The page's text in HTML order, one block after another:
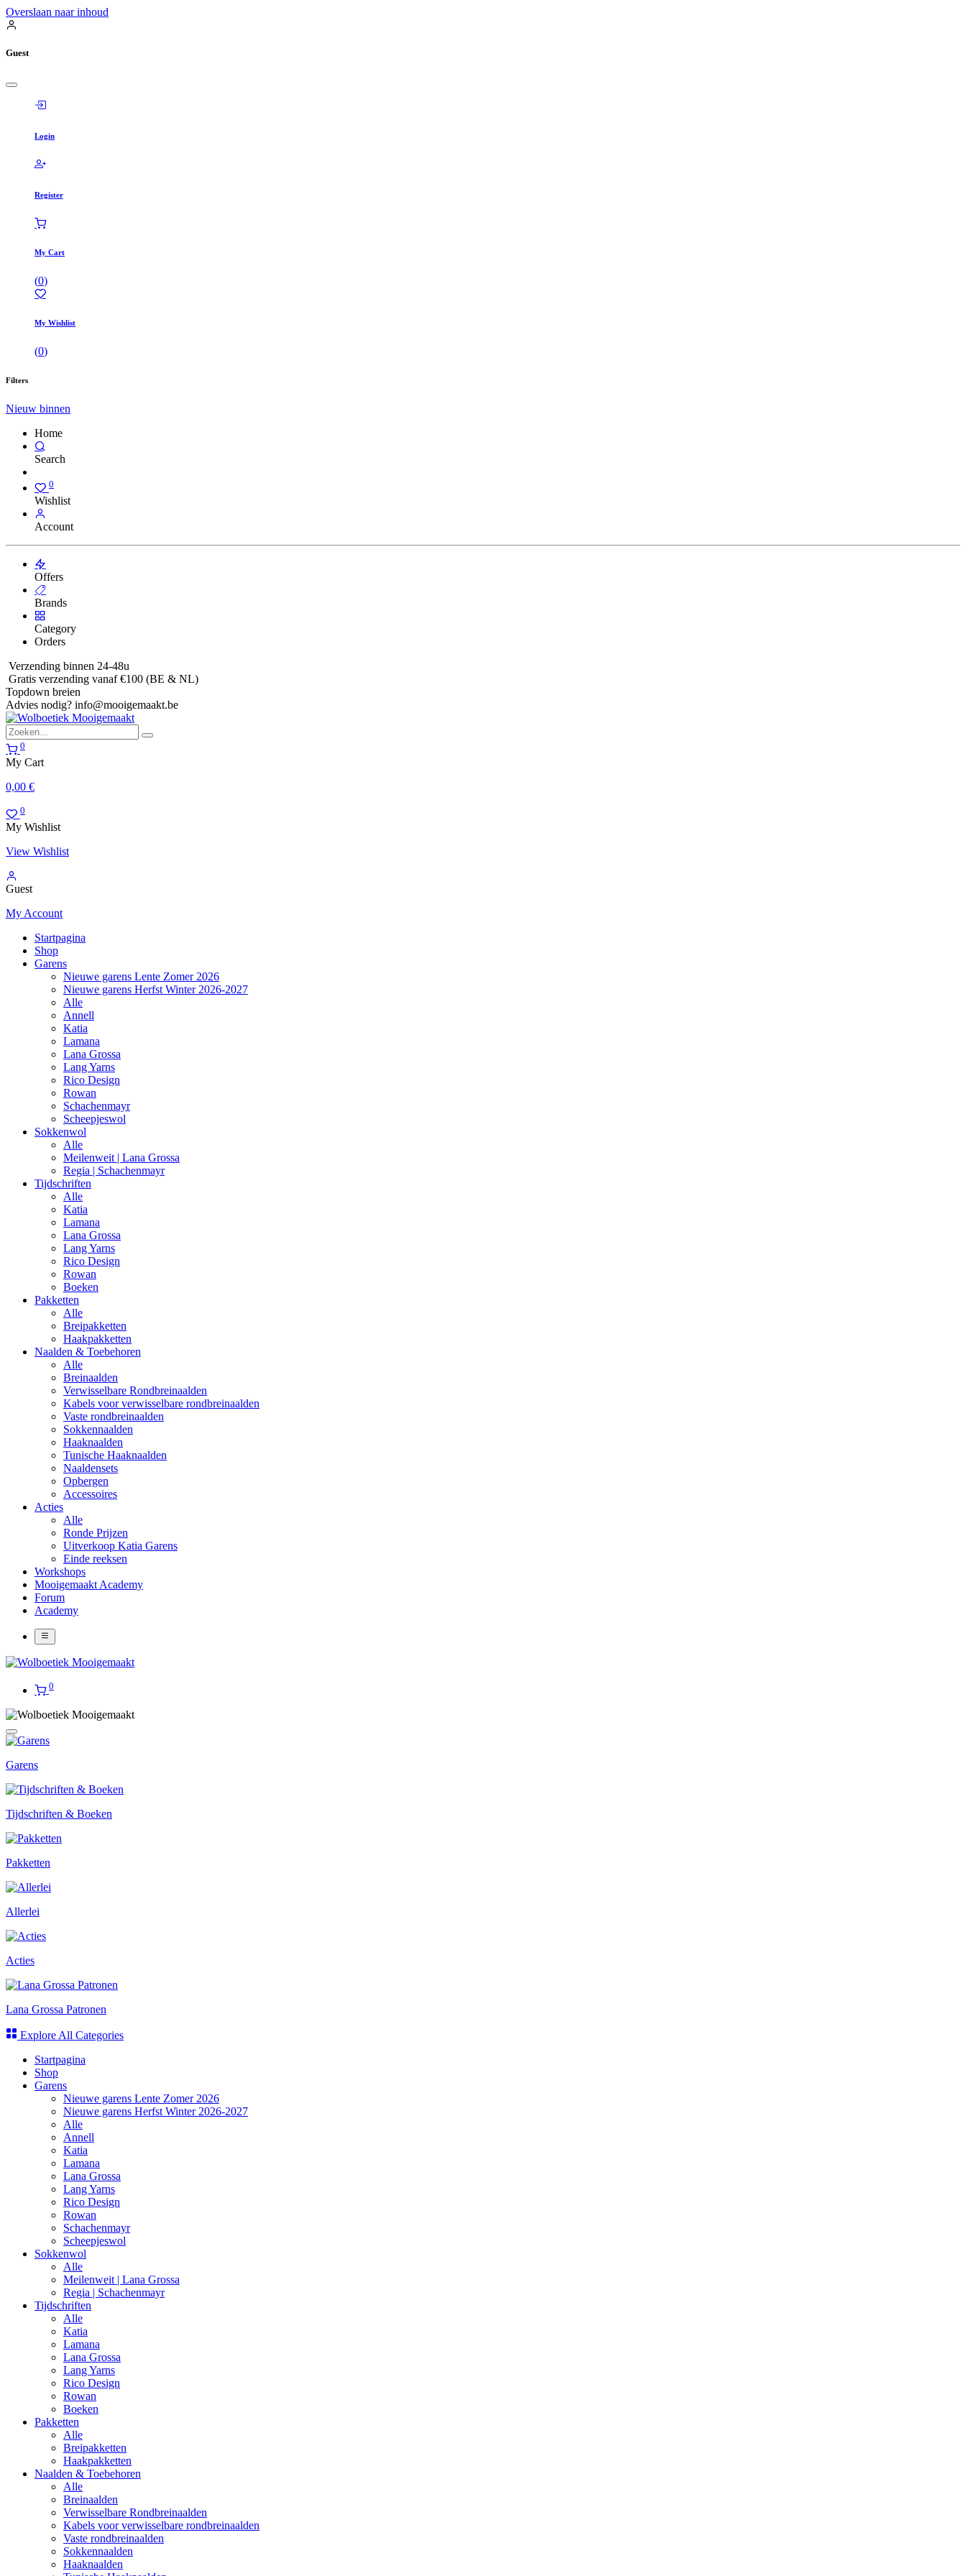
Overslaan naar inhoud
Guest
Login
Register
My Cart
(0)
My Wishlist
(0)
Filters
Nieuw binnen
Home
Search
0
Wishlist
Account
Offers
Brands
Category
Orders
Verzending binnen 24-48u
Gratis verzending vanaf €100 (BE & NL)
Topdown breien
Advies nodig? info@mooigemaakt.be
0
My Cart
0,00 €
0
My Wishlist
View Wishlist
Guest
My Account
Startpagina
Shop
Garens
Nieuwe garens Lente Zomer 2026
Nieuwe garens Herfst Winter 2026-2027
Alle
Annell
Katia
Lamana
Lana Grossa
Lang Yarns
Rico Design
Rowan
Schachenmayr
Scheepjeswol
Sokkenwol
Alle
Meilenweit | Lana Grossa
Regia | Schachenmayr
Tijdschriften
Alle
Katia
Lamana
Lana Grossa
Lang Yarns
Rico Design
Rowan
Boeken
Pakketten
Alle
Breipakketten
Haakpakketten
Naalden & Toebehoren
Alle
Breinaalden
Verwisselbare Rondbreinaalden
Kabels voor verwisselbare rondbreinaalden
Vaste rondbreinaalden
Sokkennaalden
Haaknaalden
Tunische Haaknaalden
Naaldensets
Opbergen
Accessoires
Acties
Alle
Ronde Prijzen
Uitverkoop Katia Garens
Einde reeksen
Workshops
Mooigemaakt Academy
Forum
Academy
0
Garens
Tijdschriften & Boeken
Pakketten
Allerlei
Acties
Lana Grossa Patronen
Explore All Categories
Startpagina
Shop
Garens
Nieuwe garens Lente Zomer 2026
Nieuwe garens Herfst Winter 2026-2027
Alle
Annell
Katia
Lamana
Lana Grossa
Lang Yarns
Rico Design
Rowan
Schachenmayr
Scheepjeswol
Sokkenwol
Alle
Meilenweit | Lana Grossa
Regia | Schachenmayr
Tijdschriften
Alle
Katia
Lamana
Lana Grossa
Lang Yarns
Rico Design
Rowan
Boeken
Pakketten
Alle
Breipakketten
Haakpakketten
Naalden & Toebehoren
Alle
Breinaalden
Verwisselbare Rondbreinaalden
Kabels voor verwisselbare rondbreinaalden
Vaste rondbreinaalden
Sokkennaalden
Haaknaalden